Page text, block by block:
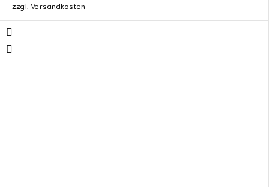
zzgl.Versandkosten